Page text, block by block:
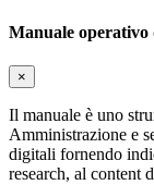
Manuale operativo
×
Il manuale è uno
Amministrazione e
digitali fornendo
research, al content